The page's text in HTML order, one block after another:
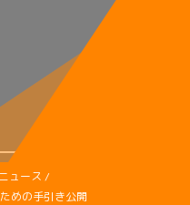
ュース /
めの手引き公開